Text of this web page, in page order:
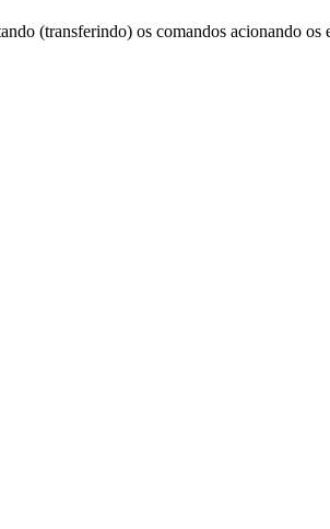
(transferindo) os comandos acionando os